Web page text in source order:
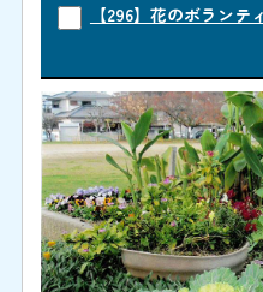
【296】花のボラン